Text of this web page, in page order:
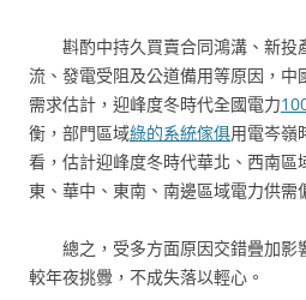
斟酌中持久買賣合同鴻溝、新投
流、發電受阻及公道備用等原因，中
需求估計，迎峰度冬時代全國電力
衡，部門區域綠的系統傢俱用電岑嶺
看，估計迎峰度冬時代華北、西南區
東、華中、東南、南邊區域電力供需
總之，受多方面原因交錯疊加影
較年夜挑釁，不成失落以輕心。